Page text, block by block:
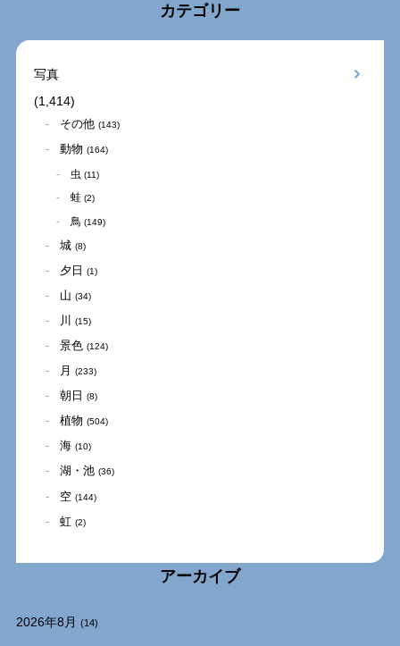
カテゴリー
写真
(1,414)
その他 (143)
動物 (164)
虫 (11)
蛙 (2)
鳥 (149)
城 (8)
夕日 (1)
山 (34)
川 (15)
景色 (124)
月 (233)
朝日 (8)
植物 (504)
海 (10)
湖・池 (36)
空 (144)
虹 (2)
アーカイブ
2026年8月 (14)